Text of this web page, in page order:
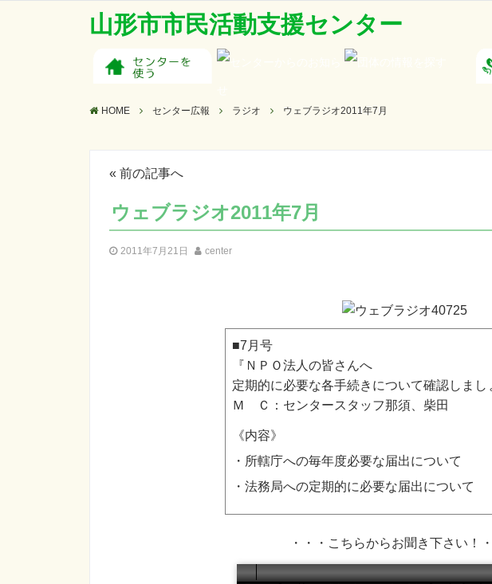
山形市市民活動支援センター
HOME センター広報 ラジオ ウェブラジオ2011年7月
« 前の記事へ
ウェブラジオ2011年7月
2011年7月21日 center
■7月号
『ＮＰＯ法人の皆さんへ
定期的に必要な各手続きについて確認しまし
Ｍ Ｃ：センタースタッフ那須、柴田
《内容》
・所轄庁への毎年度必要な届出について
・法務局への定期的に必要な届出について
・・・こちらからお聞き下さい！